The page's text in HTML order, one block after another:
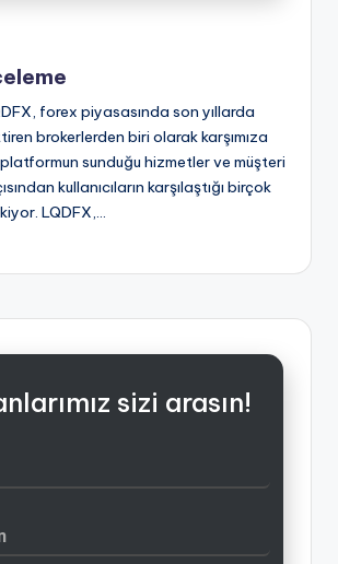
forex piyasasında son yıllarda
brokerlerden biri olarak karşımıza
platformun sunduğu hizmetler ve müşteri
kullanıcıların karşılaştığı birçok
LQDFX,…
sizi arasın!